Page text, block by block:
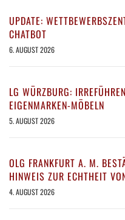
UPDATE:
CHATBOT
6. AUGUST 2026
LG WÜRZBURG:
EIGENMARKEN-MÖBELN
5. AUGUST 2026
OLG FRANKFURT A. M.
HINWEIS ZUR ECHTHEIT
4. AUGUST 2026